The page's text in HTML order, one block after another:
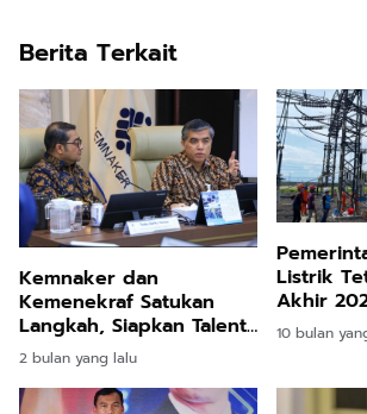
Berita Terkait
Kemnaker dan
Kemenekraf Satukan
Langkah, Siapkan Talenta
Kreatif Hadapi Masa
Depan
2 bulan yang lalu
Listrik
Akhir
10 bulan